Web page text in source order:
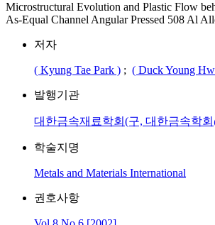
Microstructural Evolution and Plastic Flow
As-Equal Channel Angular Pressed 508 Al
저자
( Kyung Tae Park ) ; ( Duck Young
발행기관
대한금속재료학회(구, 대한금속학회
학술지명
Metals and Materials International
권호사항